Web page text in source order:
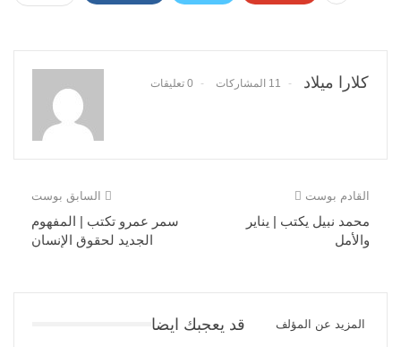
كلارا ميلاد 11 المشاركات 0 تعليقات
السابق بوست
سمر عمرو تكتب | المفهوم
الجديد لحقوق الإنسان
القادم بوست
محمد نبيل يكتب | يناير
والأمل
قد يعجبك ايضا المزيد عن المؤلف